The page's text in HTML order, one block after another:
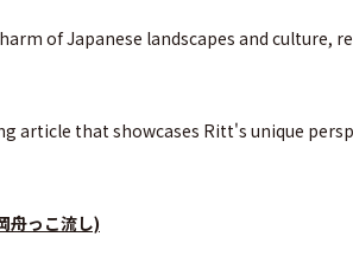
of Japanese landscapes and culture,
article that showcases Ritt's unique
舟っこ流し)